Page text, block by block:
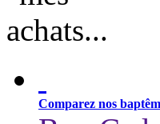
Comparez nos